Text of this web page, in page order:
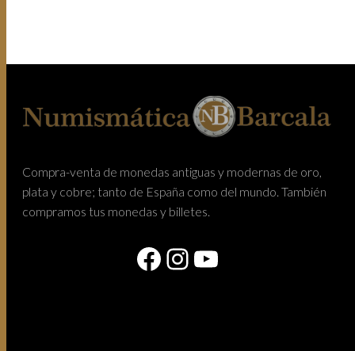
Compra-venta de monedas antiguas y modernas de oro,
plata y cobre; tanto de España como del mundo. También
compramos tus monedas y billetes.
Facebook
Instagram
YouTube